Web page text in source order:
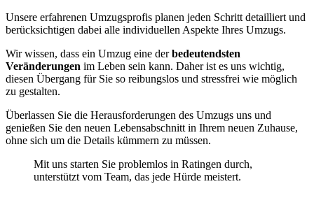
Unsere erfahrenen Umzugsprofis planen jeden Schritt detailliert und
berücksichtigen dabei alle individuellen Aspekte Ihres Umzugs.
Wir wissen, dass ein Umzug eine derbedeutendsten
Veränderungen im Leben sein kann. Daher ist es uns wichtig,
diesen Übergang für Sie so reibungslos und stressfrei wie möglich
zu gestalten.
Überlassen Sie die Herausforderungen des Umzugs uns und
genießen Sie den neuen Lebensabschnitt in Ihrem neuen Zuhause,
ohne sich um die Details kümmern zu müssen.
Mit uns starten Sie problemlos in Ratingen durch,
unterstützt vom Team, das jede Hürde meistert.